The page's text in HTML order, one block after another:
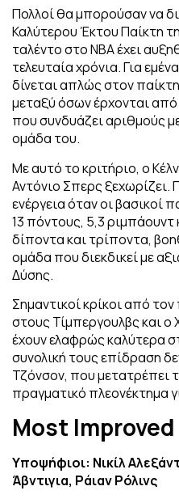
Πολλοί θα μπορούσαν να
Καλύτερου Έκτου Παίκτη
ταλέντο στο NBA έχει
τελευταία χρόνια. Για
δίνεται απλώς στον
μεταξύ όσων έρχονται από
που συνδυάζει αριθμούς
ομάδα του.
Με αυτό το κριτήριο, ο
Αντόνιο Σπερς
ενέργεια όταν οι βασικοί
13 πόντους, 5,3
δίποντα και τρίποντα,
ομάδα που διεκδικεί με
Δύσης.
Σημαντικοί κρίκοι από
στους Τίμπεργουλβς και ο
έχουν ελαφρώς καλύτερα
συνολική τους επίδραση
Τζόνσον, που μετατρέπει
πραγματικό πλεονέκτημα
Most
Υποψήφιοι: Νικίλ
Άβντιγια, Ράιαν Ρόλινς